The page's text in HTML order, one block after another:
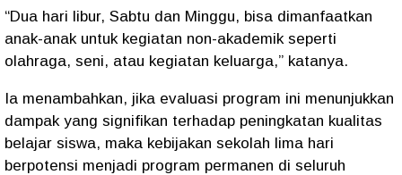
“Dua hari libur, Sabtu dan Minggu, bisa dimanfaatkan
anak-anak untuk kegiatan non-akademik seperti
olahraga, seni, atau kegiatan keluarga,” katanya.
Ia menambahkan, jika evaluasi program ini menunjukkan
dampak yang signifikan terhadap peningkatan kualitas
belajar siswa, maka kebijakan sekolah lima hari
berpotensi menjadi program permanen di seluruh